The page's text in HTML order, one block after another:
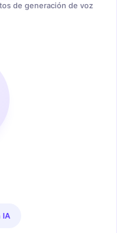
de generación de voz
IA